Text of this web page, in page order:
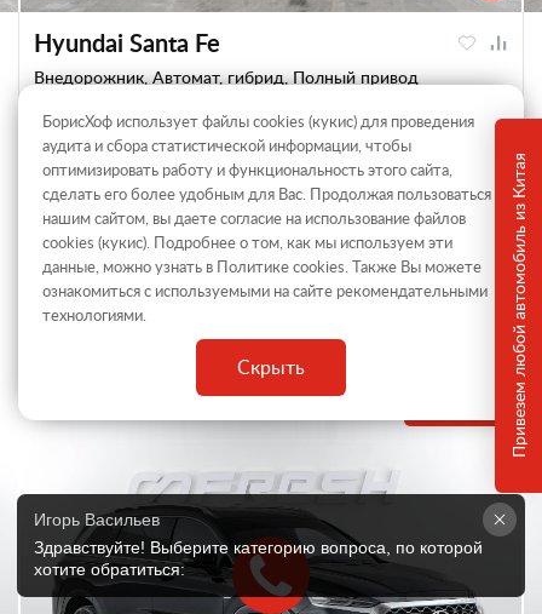
Hyundai Santa Fe
Внедорожник, Автомат, гибрид, Полный привод
6 049 999 ₽
ГОД ВЫПУСКА
2025
ПРОБЕГ
9 783 км
МОЩНОСТЬ
235 л.с.
ОБЪЕМ
1.6 л. Привезем любой автомобиль из Китая
БорисХоф использует файлы cookies (кукиc) для проведения
аудита и сбора статистической информации, чтобы
оптимизировать работу и функциональность этого сайта,
сделать его более удобным для Вас. Продолжая пользоваться
нашим сайтом, вы даете согласие на использование файлов
cookies (кукиc). Подробнее о том, как мы используем эти
данные, можно узнать в Политикеcookies. Также Вы можете
ознакомиться с используемыми на сайте рекомендательными
технологиями.
Скрыть
Игорь Васильев
Здравствуйте! Выберите категорию вопроса, по которой
хотите обратиться: